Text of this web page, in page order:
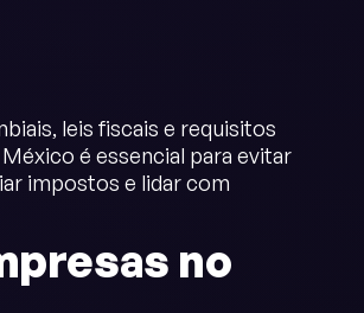
leis fiscais e requisitos
é essencial para evitar
impostos e lidar com
no